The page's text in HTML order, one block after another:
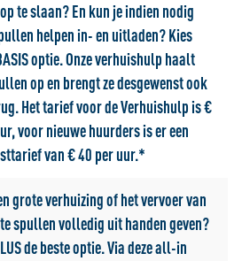
te slaan? En kun je indien nodig
helpen in- en uitladen? Kies
optie. Onze verhuishulp haalt
op en brengt ze desgewenst ook
Het tarief voor de Verhuishulp is €
voor nieuwe huurders is er een
van € 40 per uur.*
grote verhuizing of het vervoer van
spullen volledig uit handen geven?
de beste optie. Via deze all-in